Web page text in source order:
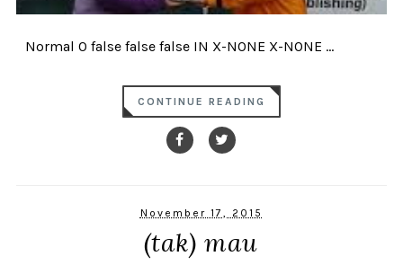
Normal 0 false false false IN X-NONE X-NONE ...
CONTINUE READING
November 17, 2015
(tak) mau